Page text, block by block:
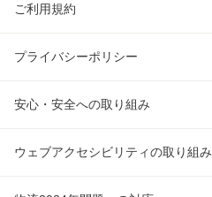
ご利用規約
プライバシーポリシー
安心・安全への取り組み
ウェブアクセシビリティの取り組み